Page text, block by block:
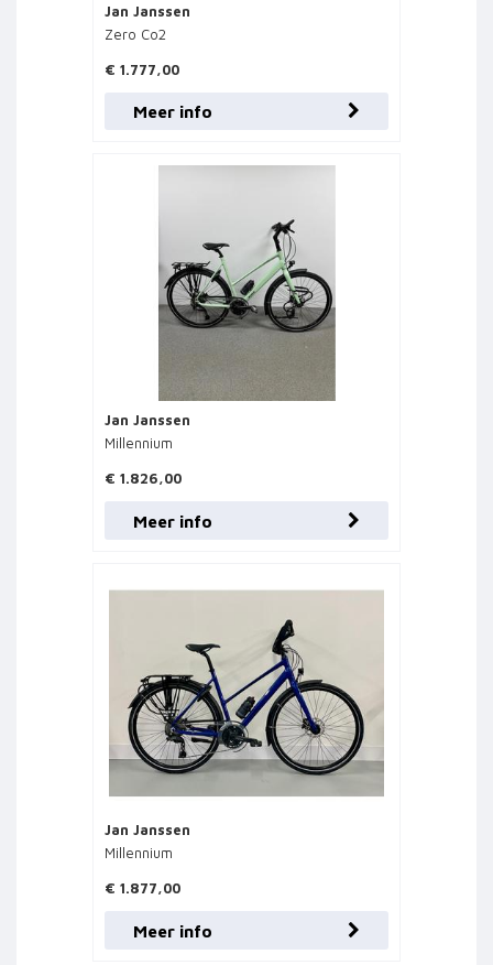
Jan Janssen
Zero Co2
€ 1.777,00
Meer info
Jan Janssen
Millennium
€ 1.826,00
Meer info
Jan Janssen
Millennium
€ 1.877,00
Meer info